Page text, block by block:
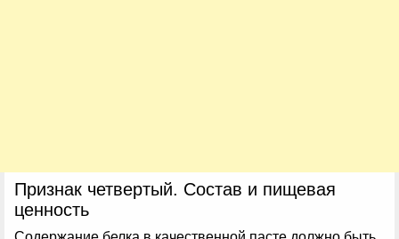
Признак четвертый. Состав и пищевая
ценность